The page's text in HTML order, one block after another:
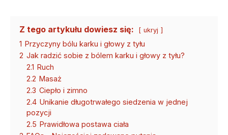
Z tego artykułu dowiesz się: ukryj
1 Przyczyny bólu karku i głowy z tyłu
2 Jak radzić sobie z bólem karku i głowy z tyłu?
2.1 Ruch
2.2 Masaż
2.3 Ciepło i zimno
2.4 Unikanie długotrwałego siedzenia w jednej
pozycji
2.5 Prawidłowa postawa ciała